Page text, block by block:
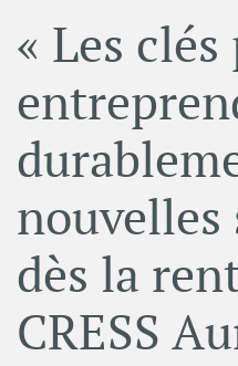
« Les
nouvelles
dès la
CRESS